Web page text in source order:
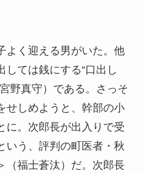
よく迎える男がいた。他
しては銭にする“口出し
野真守）である。さっそ
せしめようと、幹部の小
に。次郎長が出入りで受
いう、評判の町医者・秋
（福士蒼汰）だ。次郎長